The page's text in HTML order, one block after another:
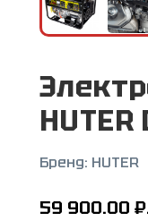
Бренд: HUTER
59 900.00